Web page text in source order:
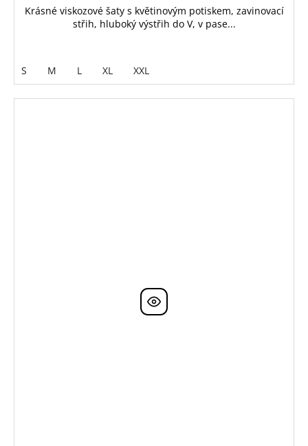
Krásné viskozové šaty s květinovým potiskem, zavinovací
střih, hluboký výstřih do V, v pase...
S M L XL XXL